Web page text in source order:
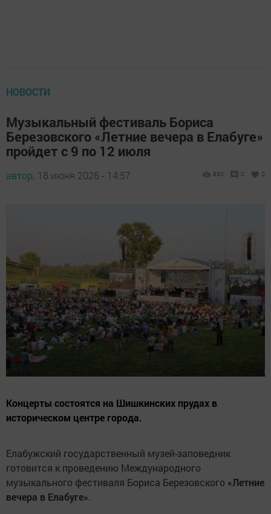
НОВОСТИ
Музыкальный фестиваль Бориса
Березовского «Летние вечера в Елабуге»
пройдет с 9 по 12 июля
автор, 18 июня 2026 - 14:57 830 0 0
Концерты состоятся на Шишкинских прудах в
историческом центре города.
Елабужский государственный музей-заповедник
готовится к проведению Международного
музыкального фестиваля Бориса Березовского «Летние
вечера в Елабуге».